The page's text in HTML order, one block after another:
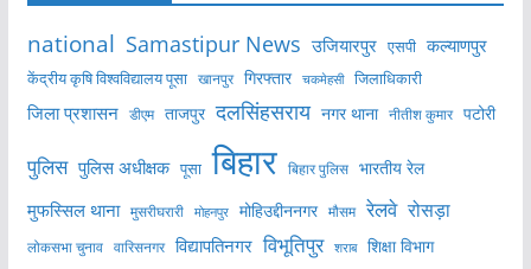
national Samastipur News उजियारपुर एसपी कल्याणपुर
केंद्रीय कृषि विश्वविद्यालय पूसा खानपुर गिरफ्तार चकमेहसी जिलाधिकारी
जिला प्रशासन डीएम ताजपुर दलसिंहसराय नगर थाना नीतीश कुमार पटोरी
पुलिस पुलिस अधीक्षक पूसा बिहार बिहार पुलिस भारतीय रेल
मुफस्सिल थाना मुसरीघरारी मोहनपुर मोहिउद्दीननगर मौसम रेलवे रोसड़ा
लोकसभा चुनाव वारिसनगर विद्यापतिनगर विभूतिपुर शराब शिक्षा विभाग